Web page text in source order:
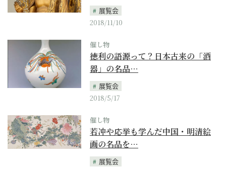
展覧会
2018/11/10
催し物
徳利の語源って？日本古来の「酒
器」の名品…
展覧会
2018/5/17
催し物
若冲や応挙も学んだ中国・明清絵
画の名品を…
展覧会